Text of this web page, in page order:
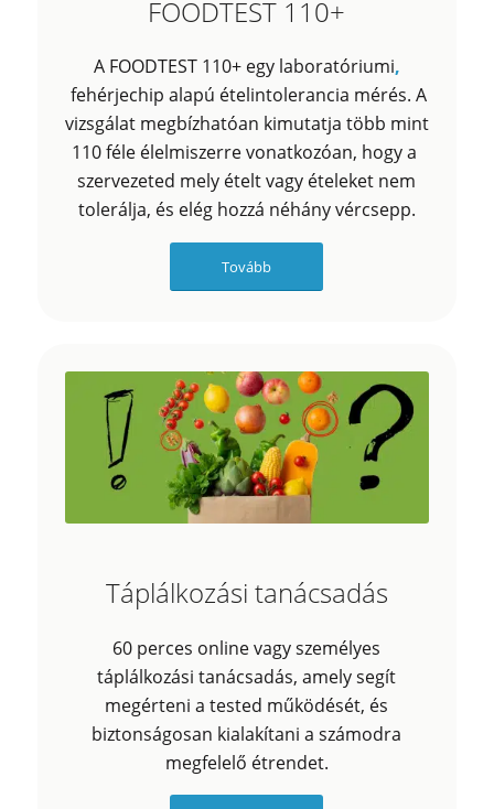
FOODTEST 110+
A FOODTEST 110+ egy laboratóriumi,
fehérjechip alapú ételintolerancia mérés. A
vizsgálat megbízhatóan kimutatja több mint
110 féle élelmiszerre vonatkozóan, hogy a
szervezeted mely ételt vagy ételeket nem
tolerálja, és elég hozzá néhány vércsepp.
Tovább
Táplálkozási tanácsadás
60 perces online vagy személyes
táplálkozási tanácsadás, amely segít
megérteni a tested működését, és
biztonságosan kialakítani a számodra
megfelelő étrendet.